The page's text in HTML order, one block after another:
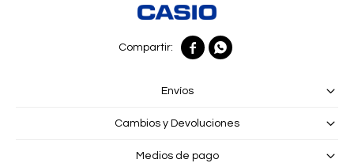
 
Envíos
Cambios y Devoluciones
Medios de pago